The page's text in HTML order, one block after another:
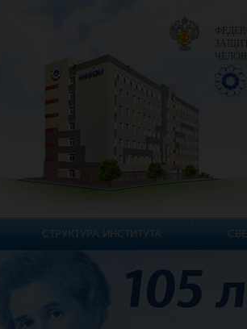
СТРУКТУРА ИНСТИТУТА